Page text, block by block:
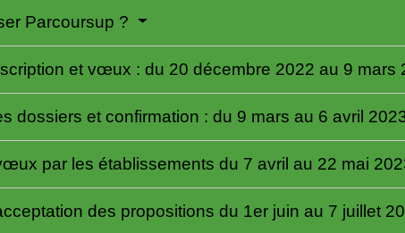
Parcoursup ?
et vœux : du 20 décembre 2022 au 9 mars
dossiers et confirmation : du 9 mars au 6 avril
par les établissements du 7 avril au 22 mai
des propositions du 1er juin au 7 juillet